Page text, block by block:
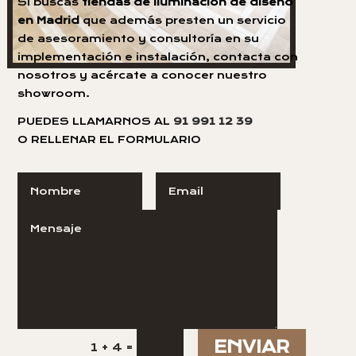
en Madrid que además presten un servicio
de asesoramiento y consultoría en su
implementación e instalación, contacta con
nosotros y acércate a conocer nuestro
showroom.
PUEDES LLAMARNOS AL 91 991 12 39
O RELLENAR EL FORMULARIO
1 + 4 = ENVIAR